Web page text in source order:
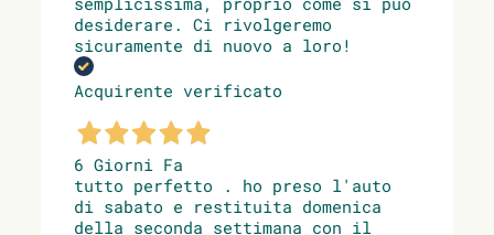
desiderare. Ci rivolgeremo
sicuramente di nuovo a loro!
Acquirente verificato
6 Giorni Fa
tutto perfetto . ho preso l'auto
di sabato e restituita domenica
della seconda settimana con il